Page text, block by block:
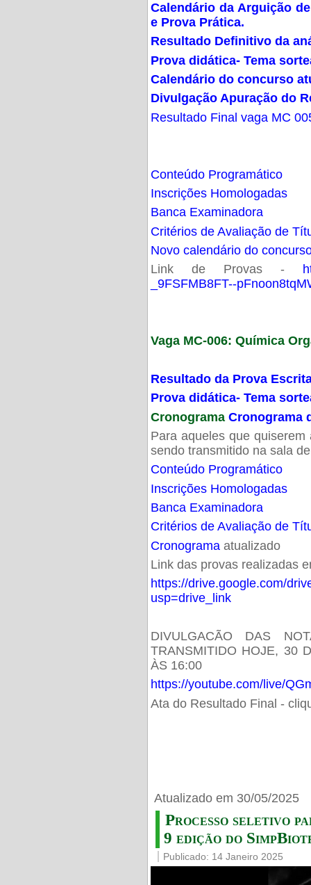
Calendário da Arguição
e Prova Prática.
Resultado Definitivo da
Prova didática- Tema
Calendário do concurso
Divulgação Apuração do
Resultado Final vaga MC
Conteúdo Programático
Inscrições Homologadas
Banca Examinadora
Critérios de Avaliação de
Novo calendário do
Link de Provas -
_9FSFMB8FT--
Vaga MC-006: Química
Resultado da Prova
Prova didática- Tema
Cronograma Cronograma
Para aqueles que
sendo transmitido na sala
Conteúdo Programático
Inscrições Homologadas
Banca Examinadora
Critérios de Avaliação de
Cronogramaatualizado
Link das provas realizadas
https://drive.google.com/
usp=drive_link
DIVULGACÃO DAS
TRANSMITIDO HOJE, 30
ÀS 16:00
https://youtube.com/live/
Ata do Resultado Final -
Atualizado em 30/05/2025
Processo seletivo
9 edição do
Publicado: 14 Janeiro 2025